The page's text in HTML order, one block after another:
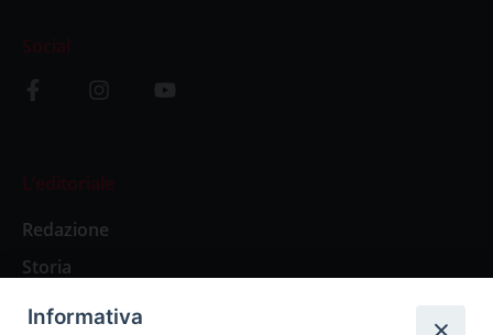
Social
L’editoriale
Redazione
Storia
Informativa